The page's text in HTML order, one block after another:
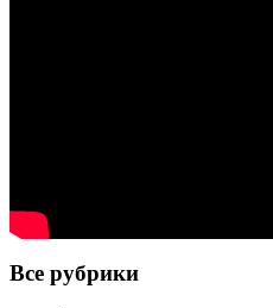
Все рубрики